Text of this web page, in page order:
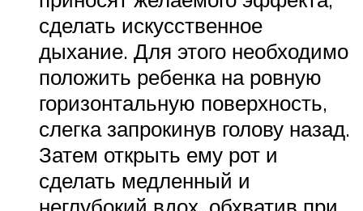
сделать искусственное
дыхание. Для этого необходимо
положить ребенка на ровную
горизонтальную поверхность,
слегка запрокинув голову назад.
Затем открыть ему рот и
сделать медленный и